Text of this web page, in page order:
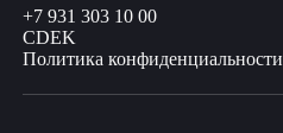
+7 931 303 10 00
CDEK
Политика конфиденциальности